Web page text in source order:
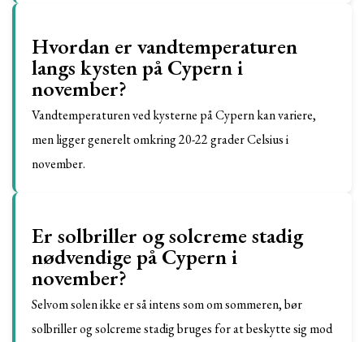
Hvordan er vandtemperaturen
langs kysten på Cypern i
november?
Vandtemperaturen ved kysterne på Cypern kan variere,
men ligger generelt omkring 20-22 grader Celsius i
november.
Er solbriller og solcreme stadig
nødvendige på Cypern i
november?
Selvom solen ikke er så intens som om sommeren, bør
solbriller og solcreme stadig bruges for at beskytte sig mod